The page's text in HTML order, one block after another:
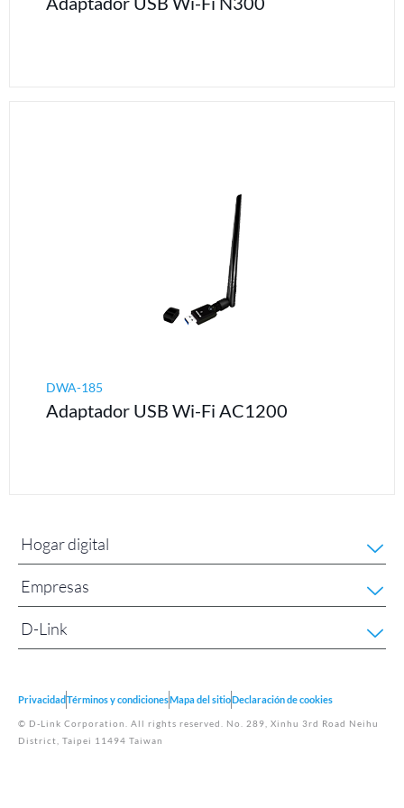
DWA-185
Adaptador USB Wi-Fi AC1200
Hogar digital
Empresas
D-Link
PrivacidadTérminos y condicionesMapa del sitioDeclaración de cookies
© D-Link Corporation. All rights reserved. No. 289, Xinhu 3rd Road Neihu
District, Taipei 11494 Taiwan